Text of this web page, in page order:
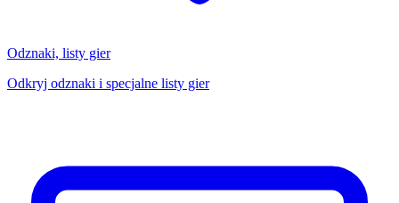
Odznaki, listy gier
Odkryj odznaki i specjalne listy gier